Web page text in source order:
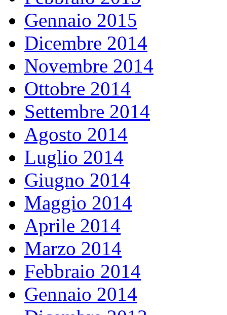
Gennaio 2015
Dicembre 2014
Novembre 2014
Ottobre 2014
Settembre 2014
Agosto 2014
Luglio 2014
Giugno 2014
Maggio 2014
Aprile 2014
Marzo 2014
Febbraio 2014
Gennaio 2014